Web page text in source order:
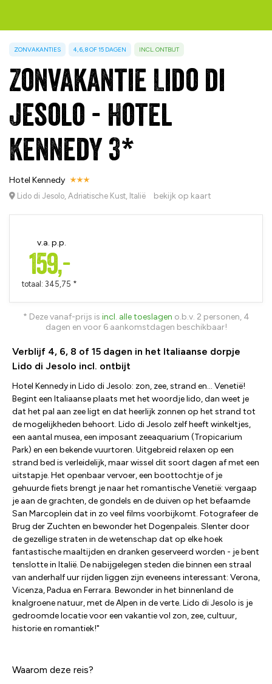
ZONVAKANTIES 4, 6, 8 OF 15 DAGEN INCL. ONTBIJT
Zonvakantie Lido di
Jesolo - Hotel
Kennedy 3*
Hotel Kennedy
Lido di Jesolo, Adriatische Kust, Italië bekijk op kaart
v.a. p.p.
159,-
totaal: 345,75 *
* Deze vanaf-prijs is incl. alle toeslagen o.b.v. 2 personen, 4
dagen en voor 6 aankomstdagen beschikbaar!
Verblijf 4, 6, 8 of 15 dagen in het Italiaanse dorpje
Lido di Jesolo incl. ontbijt
Hotel Kennedy in Lido di Jesolo: zon, zee, strand en... Venetië!
Begint een Italiaanse plaats met het woordje lido, dan weet je
dat het pal aan zee ligt en dat heerlijk zonnen op het strand tot
de mogelijkheden behoort. Lido di Jesolo zelf heeft winkeltjes,
een aantal musea, een imposant zeeaquarium (Tropicarium
Park) en een bekende vuurtoren. Uitgebreid relaxen op een
strand bed is verleidelijk, maar wissel dit soort dagen af met een
uitstapje. Het openbaar vervoer, een boottochtje of je
gehuurde fiets brengt je naar het romantische Venetië: vergaap
je aan de grachten, de gondels en de duiven op het befaamde
San Marcoplein dat in zo veel films voorbijkomt. Fotografeer de
Brug der Zuchten en bewonder het Dogenpaleis. Slenter door
de gezellige straten in de wetenschap dat op elke hoek
fantastische maaltijden en dranken geserveerd worden - je bent
tenslotte in Italië. De nabijgelegen steden die binnen een straal
van anderhalf uur rijden liggen zijn eveneens interessant: Verona,
Vicenza, Padua en Ferrara. Bewonder in het binnenland de
knalgroene natuur, met de Alpen in de verte. Lido di Jesolo is je
gedroomde locatie voor een vakantie vol zon, zee, cultuur,
historie en romantiek!"
Waarom deze reis?